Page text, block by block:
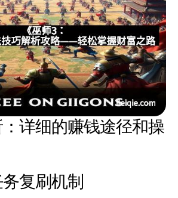
：详细的赚钱途径和操
复刷机制